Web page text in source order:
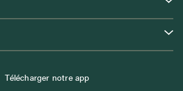
Télécharger notre app